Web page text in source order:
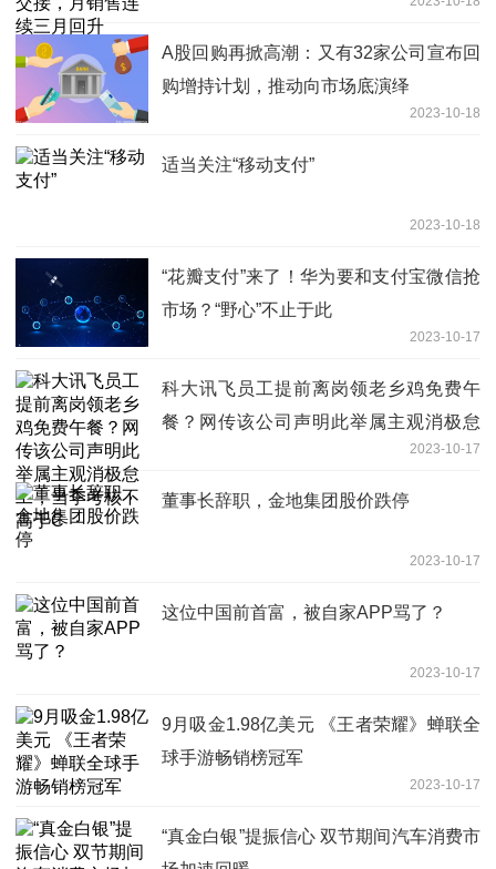
A股回购再掀高潮：又有32家公司宣布回
购增持计划，推动向市场底演绎
2023-10-18
适当关注“移动支付”
2023-10-18
“花瓣支付”来了！华为要和支付宝微信抢
市场？“野心”不止于此
2023-10-17
科大讯飞员工提前离岗领老乡鸡免费午
餐？网传该公司声明此举属主观消极怠
2023-10-17
董事长辞职，金地集团股价跌停
2023-10-17
这位中国前首富，被自家APP骂了？
2023-10-17
9月吸金1.98亿美元 《王者荣耀》蝉联全
球手游畅销榜冠军
2023-10-17
“真金白银”提振信心 双节期间汽车消费市